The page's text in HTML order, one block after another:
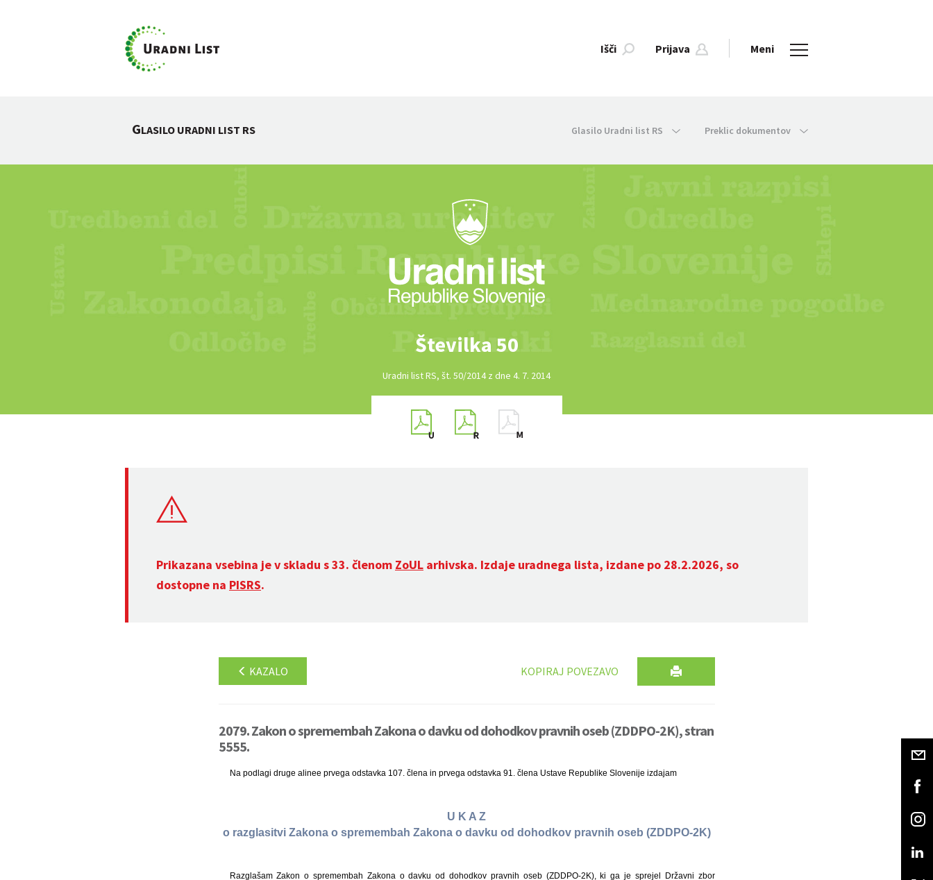
Išči Prijava Meni
GLASILO URADNI LIST RS Glasilo Uradni list RS Preklic dokumentov
Številka 50
Uradni list RS, št. 50/2014 z dne 4. 7. 2014
Prikazana vsebina je v skladu s 33. členom ZoUL arhivska. Izdaje uradnega lista, izdane po 28.2.2026, so
dostopne na PISRS.
KAZALO KOPIRAJ POVEZAVO
2079. Zakon o spremembah Zakona o davku od dohodkov pravnih oseb (ZDDPO-2K), stran
5555.
Na podlagi druge alinee prvega odstavka 107. člena in prvega odstavka 91. člena Ustave Republike Slovenije izdajam
U K A Z
o razglasitvi Zakona o spremembah Zakona o davku od dohodkov pravnih oseb (ZDDPO-2K)
Razglašam Zakon o spremembah Zakona o davku od dohodkov pravnih oseb (ZDDPO-2K), ki ga je sprejel Državni zbor